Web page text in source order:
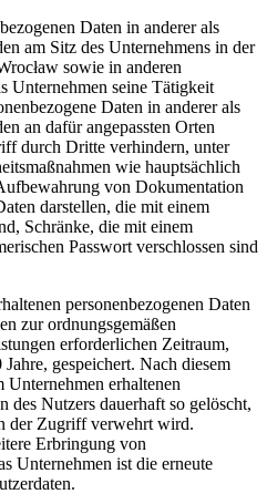
Daten in anderer als
am Sitz des Unternehmens in der
sowie in anderen
Unternehmen seine Tätigkeit
Daten in anderer als
an dafür angepassten Orten
durch Dritte verhindern, unter
wie hauptsächlich
von Dokumentation
darstellen, die mit einem
Schränke, die mit einem
Passwort verschlossen sind
personenbezogenen Daten
zur ordnungsgemäßen
erforderlichen Zeitraum,
gespeichert. Nach diesem
erhaltenen
des Nutzers dauerhaft so gelöscht,
der Zugriff verwehrt wird.
Erbringung von
Unternehmen ist die erneute